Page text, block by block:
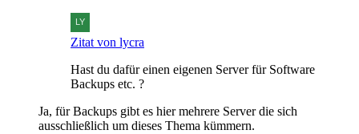
Zitat von lycra
Hast du dafür einen eigenen Server für Software
Backups etc. ?
Ja, für Backups gibt es hier mehrere Server die sich
ausschließlich um dieses Thema kümmern.